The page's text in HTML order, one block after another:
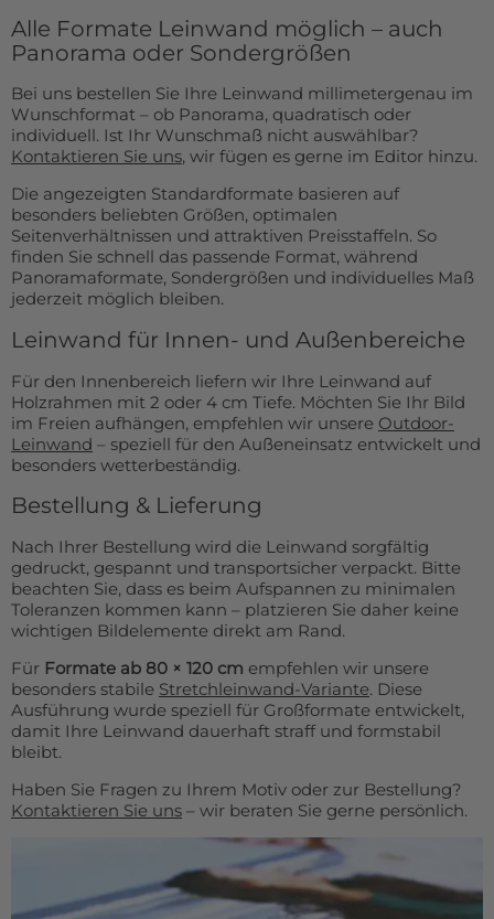
Alle Formate Leinwand möglich – auch
Panorama oder Sondergrößen
Bei uns bestellen Sie Ihre Leinwand millimetergenau im
Wunschformat – ob Panorama, quadratisch oder
individuell. Ist Ihr Wunschmaß nicht auswählbar?
Kontaktieren Sie uns, wir fügen es gerne im Editor hinzu.
Die angezeigten Standardformate basieren auf
besonders beliebten Größen, optimalen
Seitenverhältnissen und attraktiven Preisstaffeln. So
finden Sie schnell das passende Format, während
Panoramaformate, Sondergrößen und individuelles Maß
jederzeit möglich bleiben.
Leinwand für Innen- und Außenbereiche
Für den Innenbereich liefern wir Ihre Leinwand auf
Holzrahmen mit 2 oder 4 cm Tiefe. Möchten Sie Ihr Bild
im Freien aufhängen, empfehlen wir unsere Outdoor-
Leinwand – speziell für den Außeneinsatz entwickelt und
besonders wetterbeständig.
Bestellung & Lieferung
Nach Ihrer Bestellung wird die Leinwand sorgfältig
gedruckt, gespannt und transportsicher verpackt. Bitte
beachten Sie, dass es beim Aufspannen zu minimalen
Toleranzen kommen kann – platzieren Sie daher keine
wichtigen Bildelemente direkt am Rand.
Für Formate ab 80 × 120 cm empfehlen wir unsere
besonders stabile Stretchleinwand-Variante. Diese
Ausführung wurde speziell für Großformate entwickelt,
damit Ihre Leinwand dauerhaft straff und formstabil
bleibt.
Haben Sie Fragen zu Ihrem Motiv oder zur Bestellung?
Kontaktieren Sie uns – wir beraten Sie gerne persönlich.